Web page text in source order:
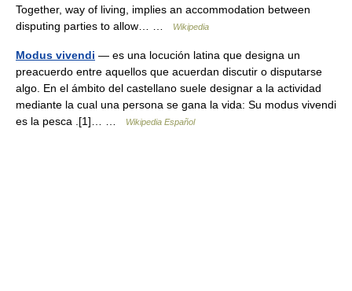
Together, way of living, implies an accommodation between
disputing parties to allow… …
Wikipedia
Modus vivendi — es una locución latina que designa un
preacuerdo entre aquellos que acuerdan discutir o disputarse
algo. En el ámbito del castellano suele designar a la actividad
mediante la cual una persona se gana la vida: Su modus vivendi
es la pesca .[1]… …
Wikipedia Español